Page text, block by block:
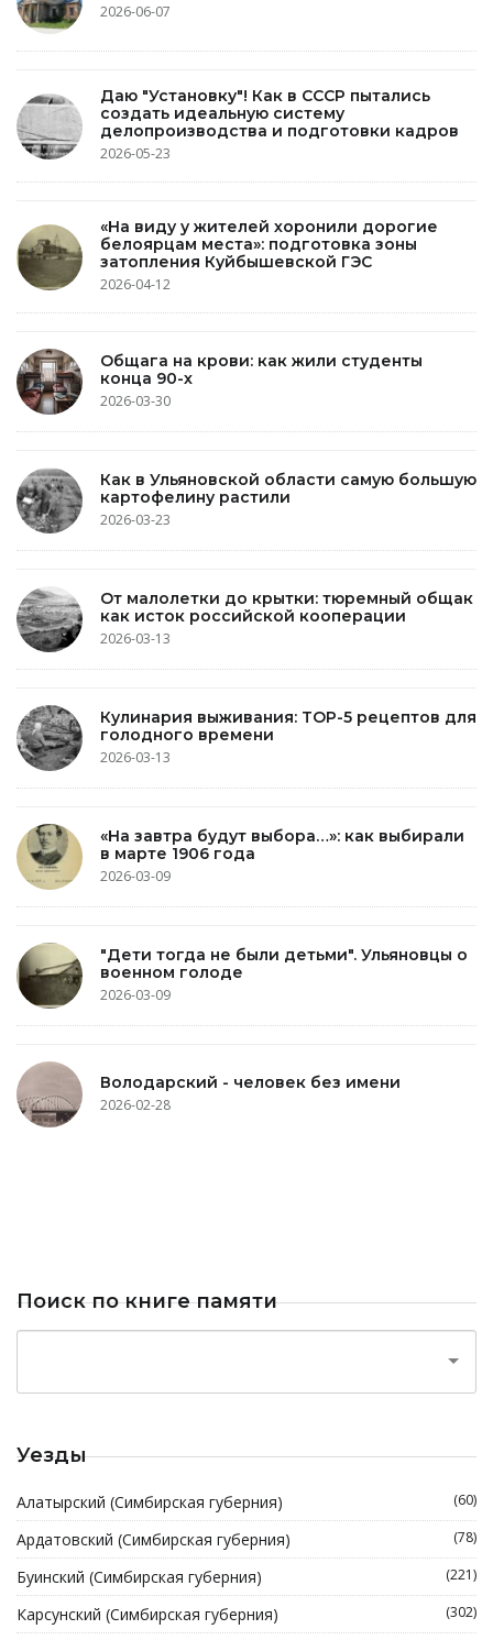
2026-06-07
Даю "Установку"! Как в СССР пытались
создать идеальную систему
делопроизводства и подготовки кадров
2026-05-23
«На виду у жителей хоронили дорогие
белоярцам места»: подготовка зоны
затопления Куйбышевской ГЭС
2026-04-12
Общага на крови: как жили студенты
конца 90-х
2026-03-30
Как в Ульяновской области самую большую
картофелину растили
2026-03-23
От малолетки до крытки: тюремный общак
как исток российской кооперации
2026-03-13
Кулинария выживания: TOP-5 рецептов для
голодного времени
2026-03-13
«На завтра будут выбора…»: как выбирали
в марте 1906 года
2026-03-09
"Дети тогда не были детьми". Ульяновцы о
военном голоде
2026-03-09
Володарский - человек без имени
2026-02-28
Поиск по книге памяти
Уезды
Алатырский (Симбирская губерния) (60)
Ардатовский (Симбирская губерния) (78)
Буинский (Симбирская губерния) (221)
Карсунский (Симбирская губерния) (302)